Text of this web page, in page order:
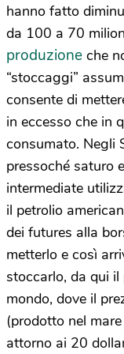
hanno fatto
da 100 a 70
produzione che
“stoccaggi”
consente di
in eccesso che in
consumato. Negli
pressoché saturo
intermediate
il petrolio
dei futures alla
metterlo e così
stoccarlo, da qui il
mondo, dove il
(prodotto nel
attorno ai 20